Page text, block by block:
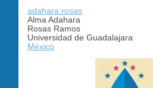
adahara.rosas
Alma Adahara
Rosas Ramos
Universidad de Guadalajara
México